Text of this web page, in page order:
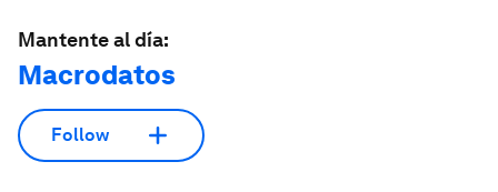
Mantente al día:
Macrodatos
Follow